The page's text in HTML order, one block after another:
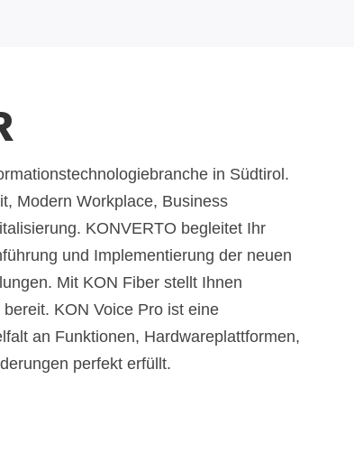
in Südtirol.
Modern Workplace, Business
KONVERTO begleitet Ihr
und Implementierung der neuen
Mit KON Fiber stellt Ihnen
KON Voice Pro ist eine
an Funktionen, Hardwareplattformen,
perfekt erfüllt.